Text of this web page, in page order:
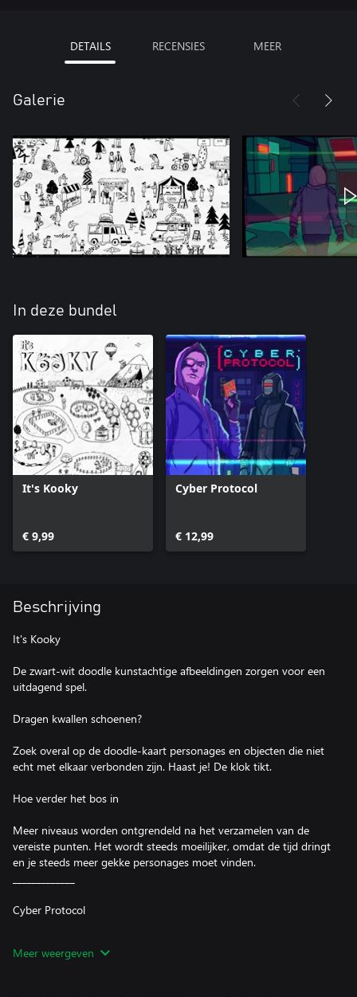
DETAILS RECENSIES MEER
Galerie
In deze bundel
It's Kooky
€ 9,99
Cyber Protocol
€ 12,99
Beschrijving
It's Kooky
De zwart-wit doodle kunstachtige afbeeldingen zorgen voor een
uitdagend spel.
Dragen kwallen schoenen?
Zoek overal op de doodle-kaart personages en objecten die niet
echt met elkaar verbonden zijn. Haast je! De klok tikt.
Hoe verder het bos in
Meer niveaus worden ontgrendeld na het verzamelen van de
vereiste punten. Het wordt steeds moeilijker, omdat de tijd dringt
en je steeds meer gekke personages moet vinden.
Cyber Protocol
enige manier om hem terug te halen is door zijn
Meer weergeven